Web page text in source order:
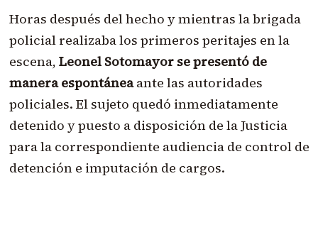
Horas después del hecho y mientras la brigada
policial realizaba los primeros peritajes en la
escena, Leonel Sotomayor se presentó de
manera espontáneaante las autoridades
policiales. El sujeto quedó inmediatamente
detenido y puesto a disposición de la Justicia
para la correspondiente audiencia de control de
detención e imputación de cargos.